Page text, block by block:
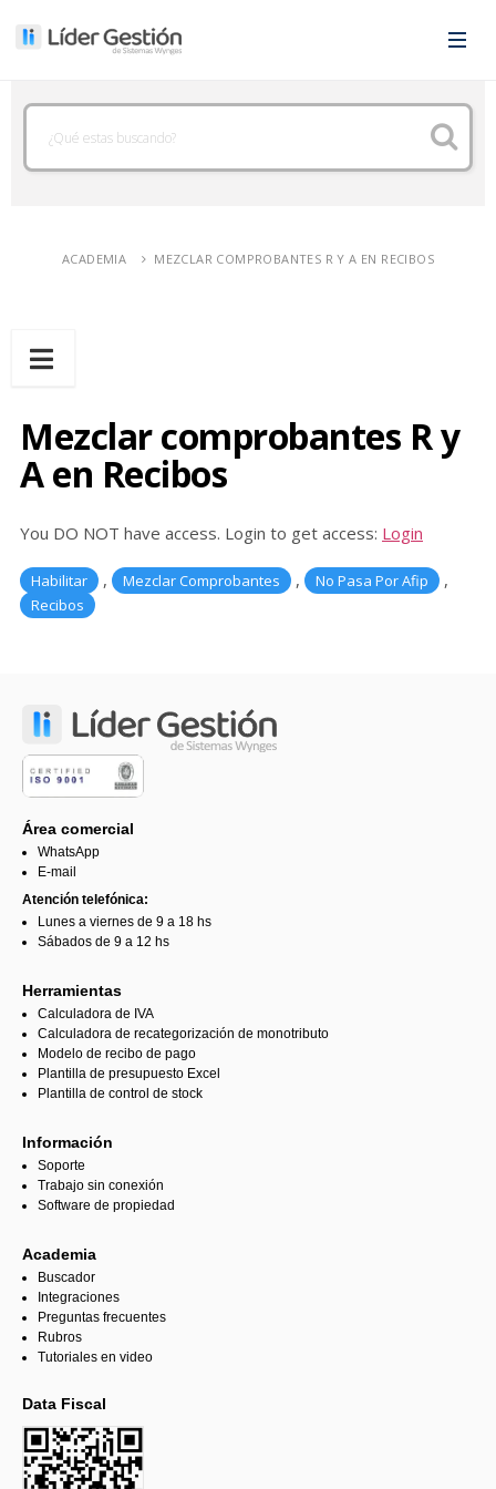
ACADEMIA MEZCLAR COMPROBANTES R Y A EN RECIBOS
Mezclar comprobantes R y
A en Recibos
You DO NOT have access. Login to get access: Login
Habilitar , Mezclar Comprobantes , No Pasa Por Afip ,
Recibos
Área comercial
WhatsApp
E-mail
Atención telefónica:
Lunes a viernes de 9 a 18 hs
Sábados de 9 a 12 hs
Herramientas
Calculadora de IVA
Calculadora de recategorización de monotributo
Modelo de recibo de pago
Plantilla de presupuesto Excel
Plantilla de control de stock
Información
Soporte
Trabajo sin conexión
Software de propiedad
Academia
Buscador
Integraciones
Preguntas frecuentes
Rubros
Tutoriales en video
Data Fiscal